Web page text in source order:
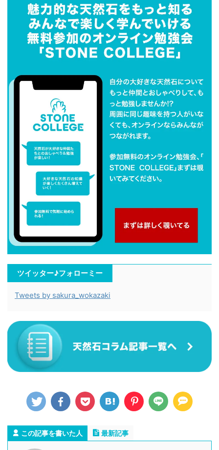
ツイッター♪フォローミー
Tweets by sakura_wokazaki
この記事を書いた人 最新記事